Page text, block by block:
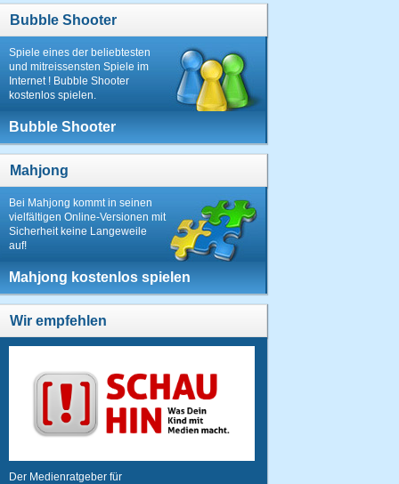
Bubble Shooter
Spiele eines der beliebtesten
und mitreissensten Spiele im
Internet ! Bubble Shooter
kostenlos spielen.
Bubble Shooter
Mahjong
Bei Mahjong kommt in seinen
vielfältigen Online-Versionen mit
Sicherheit keine Langeweile
auf!
Mahjong kostenlos spielen
Wir empfehlen
Der Medienratgeber für